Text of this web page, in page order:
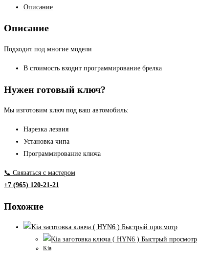
Описание
Описание
Подходит под многие модели
В стоимость входит программирование брелка
Нужен готовый ключ?
Мы изготовим ключ под ваш автомобиль:
Нарезка лезвия
Установка чипа
Программирование ключа
📞 Связаться с мастером
+7 (965) 120-21-21
Похожие
Быстрый просмотр
Быстрый просмотр
Kia